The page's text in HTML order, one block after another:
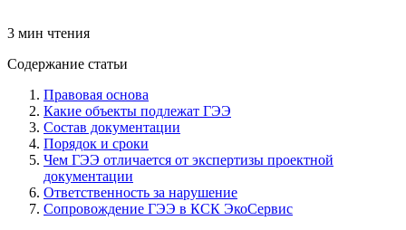
3 мин чтения
Содержание статьи
Правовая основа
Какие объекты подлежат ГЭЭ
Состав документации
Порядок и сроки
Чем ГЭЭ отличается от экспертизы проектной
документации
Ответственность за нарушение
Сопровождение ГЭЭ в КСК ЭкоСервис